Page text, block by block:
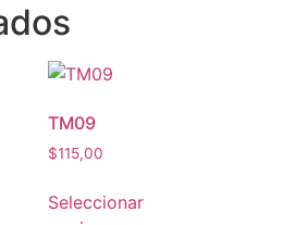
TM09
$115,00
Seleccionar